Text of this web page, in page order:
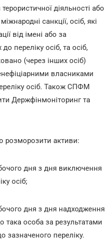
діяльності або
санкції, осіб, які
від імені або за
переліку осіб, та осіб,
(через інших осіб)
власниками
осіб. Також СПФМ
Держфінмоніторинг та
активи:
дня з дня виключення
осіб;
дня з дня надходження
така особа за результатами
зазначеного переліку.